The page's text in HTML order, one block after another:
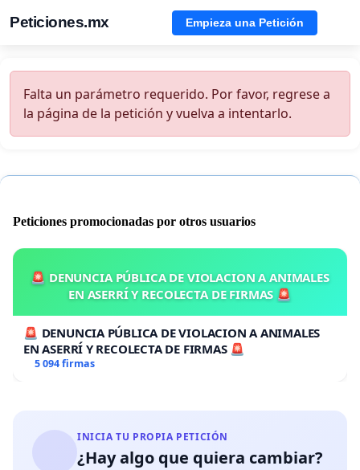
Peticiones.mx Empieza una Petición
Falta un parámetro requerido. Por favor, regrese a
la página de la petición y vuelva a intentarlo.
Peticiones promocionadas por otros usuarios
🚨 DENUNCIA PÚBLICA DE VIOLACION A ANIMALES
EN ASERRÍ Y RECOLECTA DE FIRMAS 🚨
🚨 DENUNCIA PÚBLICA DE VIOLACION A ANIMALES
EN ASERRÍ Y RECOLECTA DE FIRMAS 🚨
5 094 firmas
INICIA TU PROPIA PETICIÓN
¿Hay algo que quiera cambiar?